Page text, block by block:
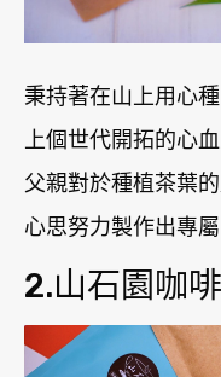
秉持著在山上用心
上個世代開拓的心
父親對於種植茶葉
心思努力製作出專
2.山石園咖啡